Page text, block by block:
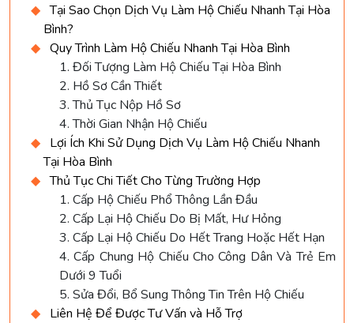
Tại Sao Chọn Dịch Vụ Làm Hộ Chiếu Nhanh Tại Hòa
Bình?
Quy Trình Làm Hộ Chiếu Nhanh Tại Hòa Bình
1. Đối Tượng Làm Hộ Chiếu Tại Hòa Bình
2. Hồ Sơ Cần Thiết
3. Thủ Tục Nộp Hồ Sơ
4. Thời Gian Nhận Hộ Chiếu
Lợi Ích Khi Sử Dụng Dịch Vụ Làm Hộ Chiếu Nhanh
Tại Hòa Bình
Thủ Tục Chi Tiết Cho Từng Trường Hợp
1. Cấp Hộ Chiếu Phổ Thông Lần Đầu
2. Cấp Lại Hộ Chiếu Do Bị Mất, Hư Hỏng
3. Cấp Lại Hộ Chiếu Do Hết Trang Hoặc Hết Hạn
4. Cấp Chung Hộ Chiếu Cho Công Dân Và Trẻ Em
Dưới 9 Tuổi
5. Sửa Đổi, Bổ Sung Thông Tin Trên Hộ Chiếu
Liên Hệ Để Được Tư Vấn và Hỗ Trợ